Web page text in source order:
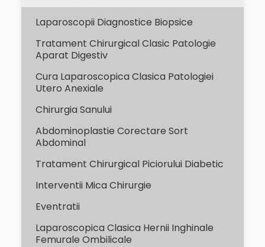
Laparoscopii Diagnostice Biopsice
Tratament Chirurgical Clasic Patologie
Aparat Digestiv
Cura Laparoscopica Clasica Patologiei
Utero Anexiale
Chirurgia Sanului
Abdominoplastie Corectare Sort
Abdominal
Tratament Chirurgical Piciorului Diabetic
Interventii Mica Chirurgie
Eventratii
Laparoscopica Clasica Hernii Inghinale
Femurale Ombilicale